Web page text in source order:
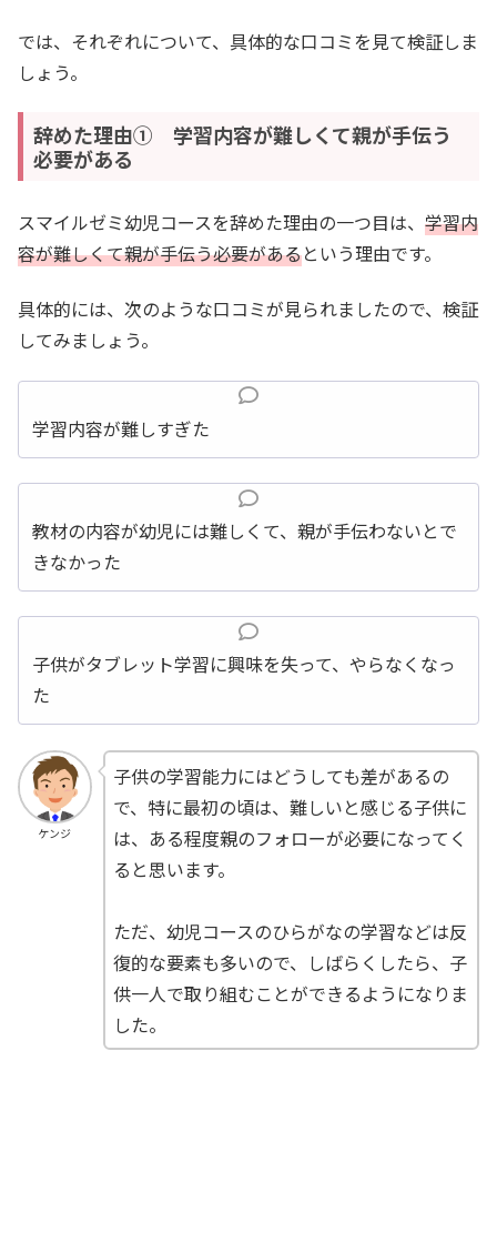
では、それぞれについて、具体的な口コミを見て検証しま
しょう。
辞めた理由① 学習内容が難しくて親が手伝う
必要がある
スマイルゼミ幼児コースを辞めた理由の一つ目は、 学習内
容が難しくて親が手伝う必要があるという理由です。
具体的には、次のような口コミが見られましたので、検証
してみましょう。
学習内容が難しすぎた
教材の内容が幼児には難しくて、親が手伝わないとで
きなかった
子供がタブレット学習に興味を失って、やらなくなっ
た
ケンジ
子供の学習能力にはどうしても差があるの
で、特に最初の頃は、難しいと感じる子供に
は、ある程度親のフォローが必要になってく
ると思います。
ただ、幼児コースのひらがなの学習などは反
復的な要素も多いので、しばらくしたら、子
供一人で取り組むことができるようになりま
した。